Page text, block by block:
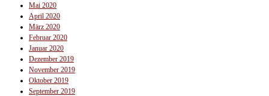
Mai 2020
April 2020
März 2020
Februar 2020
Januar 2020
Dezember 2019
November 2019
Oktober 2019
September 2019